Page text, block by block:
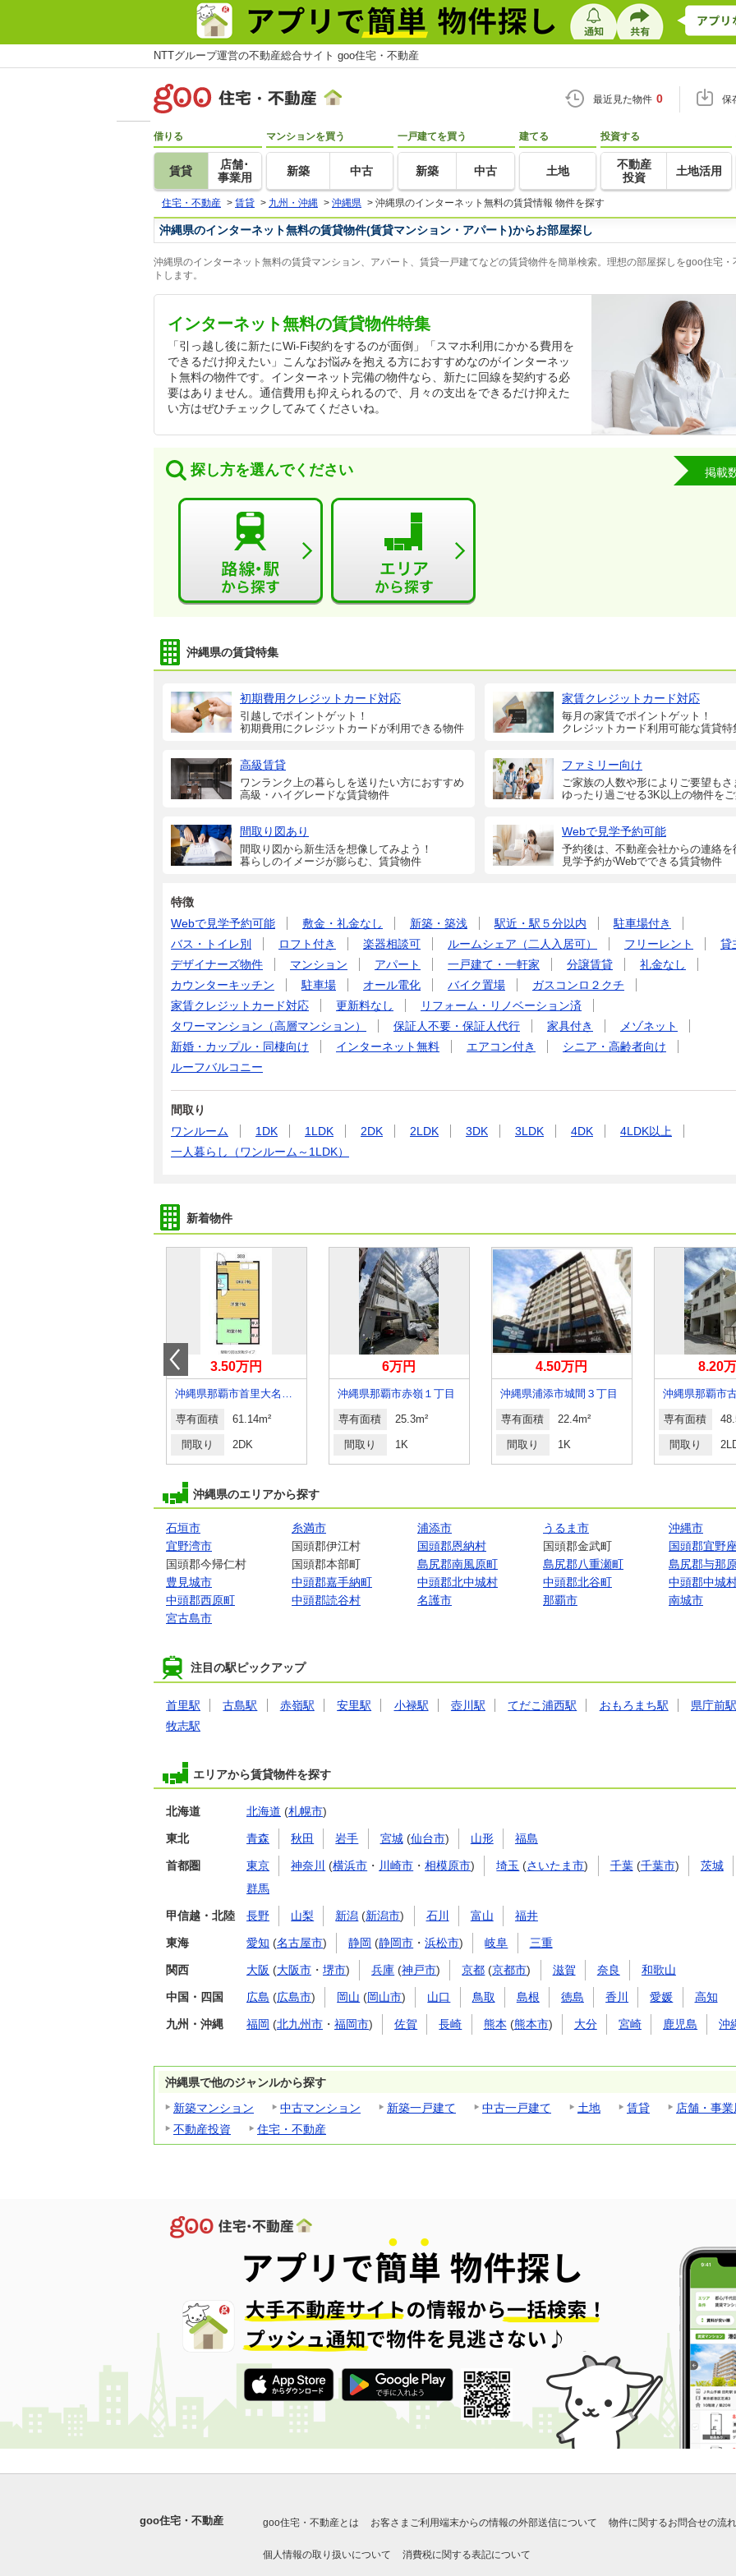
NTTグループ運営の不動産総合サイト goo住宅・不動産
最近見た物件 0 保
借りる
賃貸
店舗･
事業用
マンションを買う
新築 中古
一戸建てを買う
新築 中古
建てる
土地
投資する
不動産
投資
土地活用
住宅・不動産 > 賃貸 > 九州・沖縄 > 沖縄県 > 沖縄県のインターネット無料の賃貸情報 物件を探す
沖縄県のインターネット無料の賃貸物件(賃貸マンション・アパート)からお部屋探し
沖縄県のインターネット無料の賃貸マンション、アパート、賃貸一戸建てなどの賃貸物件を簡単検索。理想の部屋探しをgoo住宅・
トします。
インターネット無料の賃貸物件特集
「引っ越し後に新たにWi-Fi契約をするのが面倒」「スマホ利用にかかる費用を
できるだけ抑えたい」こんなお悩みを抱える方におすすめなのがインターネッ
ト無料の物件です。インターネット完備の物件なら、新たに回線を契約する必
要はありません。通信費用も抑えられるので、月々の支出をできるだけ抑えた
い方はぜひチェックしてみてくださいね。
探し方を選んでください 掲載
沖縄県の賃貸特集
初期費用クレジットカード対応
引越しでポイントゲット！
初期費用にクレジットカードが利用できる物件
家賃クレジットカード対応
毎月の家賃でポイントゲット！
クレジットカード利用可能な賃貸特
高級賃貸
ワンランク上の暮らしを送りたい方におすすめ
高級・ハイグレードな賃貸物件
ファミリー向け
ご家族の人数や形によりご要望もさ
ゆったり過ごせる3K以上の物件をご
間取り図あり
間取り図から新生活を想像してみよう！
暮らしのイメージが膨らむ、賃貸物件
Webで見学予約可能
予約後は、不動産会社からの連絡を
見学予約がWebでできる賃貸物件
特徴
Webで見学予約可能
敷金・礼金なし 新築・築浅 駅近・駅５分以内
駐車場付き
バス・トイレ別
ロフト付き 楽器相談可 ルームシェア（二人入居可） フリーレント
貸
デザイナーズ物件
マンション アパート 一戸建て・一軒家 分譲賃貸
礼金なし
カウンターキッチン
駐車場 オール電化 バイク置場
ガスコンロ２クチ
家賃クレジットカード対応
更新料なし
リフォーム・リノベーション済
タワーマンション（高層マンション）
保証人不要・保証人代行 家具付き
メゾネット
新婚・カップル・同棲向け
インターネット無料 エアコン付き
シニア・高齢者向け
ルーフバルコニー
間取り
ワンルーム
1DK 1LDK 2DK 2LDK 3DK 3LDK 4DK
4LDK以上
一人暮らし（ワンルーム～1LDK）
新着物件
3.50万円
沖縄県那覇市首里大名町３丁目
専有面積 61.14m²
間取り 2DK
6万円
沖縄県那覇市赤嶺１丁目
専有面積 25.3m²
間取り 1K
4.50万円
沖縄県浦添市城間３丁目
専有面積 22.4m²
間取り 1K
8.20
沖縄県那覇市
専有面積
間取り
沖縄県のエリアから探す
石垣市 糸満市 浦添市 うるま市
沖縄市
宜野湾市
国頭郡伊江村 国頭郡恩納村 国頭郡金武町
国頭郡宜野
国頭郡今帰仁村
国頭郡本部町 島尻郡南風原町 島尻郡八重瀬町
島尻郡与那
豊見城市
中頭郡嘉手納町 中頭郡北中城村 中頭郡北谷町
中頭郡中城
中頭郡西原町
中頭郡読谷村 名護市 那覇市
南城市
宮古島市
注目の駅ピックアップ
首里駅 古島駅 赤嶺駅 安里駅 小禄駅 壺川駅 てだこ浦西駅 おもろまち駅
県庁前駅
牧志駅
エリアから賃貸物件を探す
北海道 北海道 (札幌市)
東北 青森 秋田 岩手 宮城(仙台市) 山形 福島
首都圏 東京 神奈川 (横浜市 ・ 川崎市 ・相模原市) 埼玉 (さいたま市) 千葉(千葉市) 茨城
群馬
甲信越・北陸 長野 山梨 新潟 (新潟市) 石川 富山 福井
東海 愛知 (名古屋市) 静岡 (静岡市 ・浜松市) 岐阜 三重
関西 大阪 (大阪市 ・ 堺市) 兵庫 (神戸市) 京都 (京都市) 滋賀 奈良 和歌山
中国・四国 広島 (広島市) 岡山 (岡山市) 山口 鳥取 島根 徳島 香川 愛媛 高知
九州・沖縄 福岡 (北九州市 ・ 福岡市) 佐賀 長崎 熊本 (熊本市) 大分 宮崎 鹿児島 沖
沖縄県で他のジャンルから探す
新築マンション
中古マンション 新築一戸建て 中古一戸建て 土地 賃貸
店舗・事業
不動産投資
住宅・不動産
goo住宅・不動産 goo住宅・不動産とは お客さまご利用端末からの情報の外部送信について 物件に関するお問合せの流れ
個人情報の取り扱いについて 消費税に関する表記について